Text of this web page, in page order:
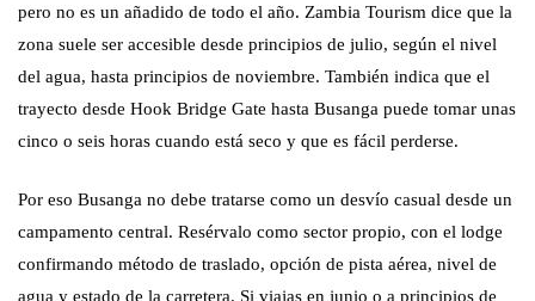
pero no es un añadido de todo el año. Zambia Tourism dice que la
zona suele ser accesible desde principios de julio, según el nivel
del agua, hasta principios de noviembre. También indica que el
trayecto desde Hook Bridge Gate hasta Busanga puede tomar unas
cinco o seis horas cuando está seco y que es fácil perderse.
Por eso Busanga no debe tratarse como un desvío casual desde un
campamento central. Resérvalo como sector propio, con el lodge
confirmando método de traslado, opción de pista aérea, nivel de
agua y estado de la carretera. Si viajas en junio o a principios de